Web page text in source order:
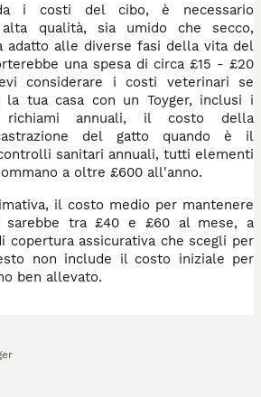
i costi del cibo, è necessario
qualità, sia umido che secco,
adatto alle diverse fasi della vita del
una spesa di circa £15 - £20
considerare i costi veterinari se
la tua casa con un Toyger, inclusi i
annuali, il costo della
del gatto quando è il
sanitari annuali, tutti elementi
a oltre £600 all'anno.
il costo medio per mantenere
sarebbe tra £40 e £60 al mese, a
copertura assicurativa che scegli per
non include il costo iniziale per
ben allevato.